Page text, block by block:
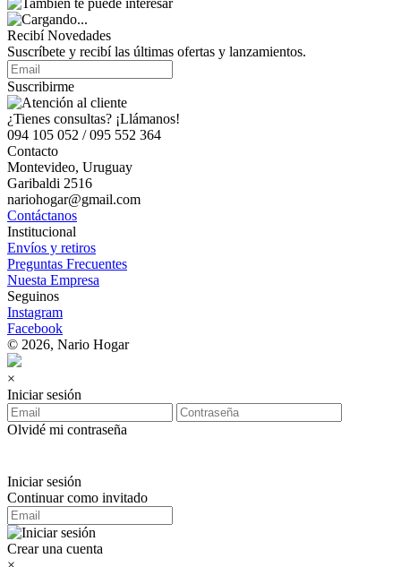
Recibí Novedades
Suscríbete y recibí las últimas ofertas y lanzamientos.
Suscribirme
¿Tienes consultas? ¡Llámanos!
094 105 052 / 095 552 364
Contacto
Montevideo, Uruguay
Garibaldi 2516
nariohogar@gmail.com
Contáctanos
Institucional
Envíos y retiros
Preguntas Frecuentes
Nuesta Empresa
Seguinos
Instagram
Facebook
© 2026, Nario Hogar
×
Iniciar sesión
Olvidé mi contraseña
Iniciar sesión
Continuar como invitado
Crear una cuenta